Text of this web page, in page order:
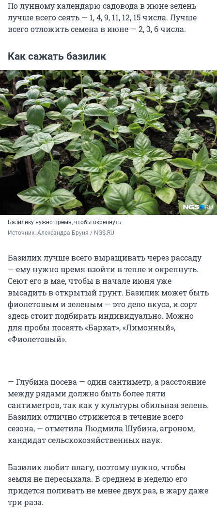
По лунному календарю садовода в июне зелень
лучше всего сеять — 1, 4, 9, 11, 12, 15 числа. Лучше
всего отложить семена в июне — 2, 3, 6 числа.
Как сажать базилик
Базилику нужно время, чтобы окрепнуть
Источник: Александра Бруня / NGS.RU
Базилик лучше всего выращивать через рассаду
— ему нужно время взойти в тепле и окрепнуть.
Сеют его в мае, чтобы в начале июня уже
высадить в открытый грунт. Базилик может быть
фиолетовым и зеленым — это дело вкуса, и сорт
здесь стоит подбирать индивидуально. Можно
для пробы посеять «Бархат», «Лимонный»,
«Фиолетовый».
— Глубина посева — один сантиметр, а расстояние
между рядами должно быть более пяти
сантиметров, так как у культуры обильная зелень.
Базилик отлично стрижется в течение всего
сезона, — отметила Людмила Шубина, агроном,
кандидат сельскохозяйственных наук.
Базилик любит влагу, поэтому нужно, чтобы
земля не пересыхала. В среднем в неделю его
придется поливать не менее двух раз, в жару даже
три раза.